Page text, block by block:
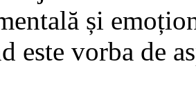
și
este vorba de